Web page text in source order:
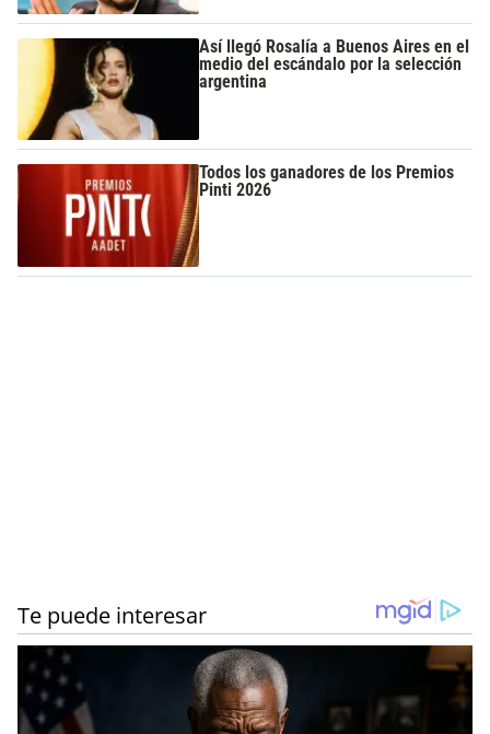
Así llegó Rosalía a Buenos Aires en el
medio del escándalo por la selección
argentina
Todos los ganadores de los Premios
Pinti 2026